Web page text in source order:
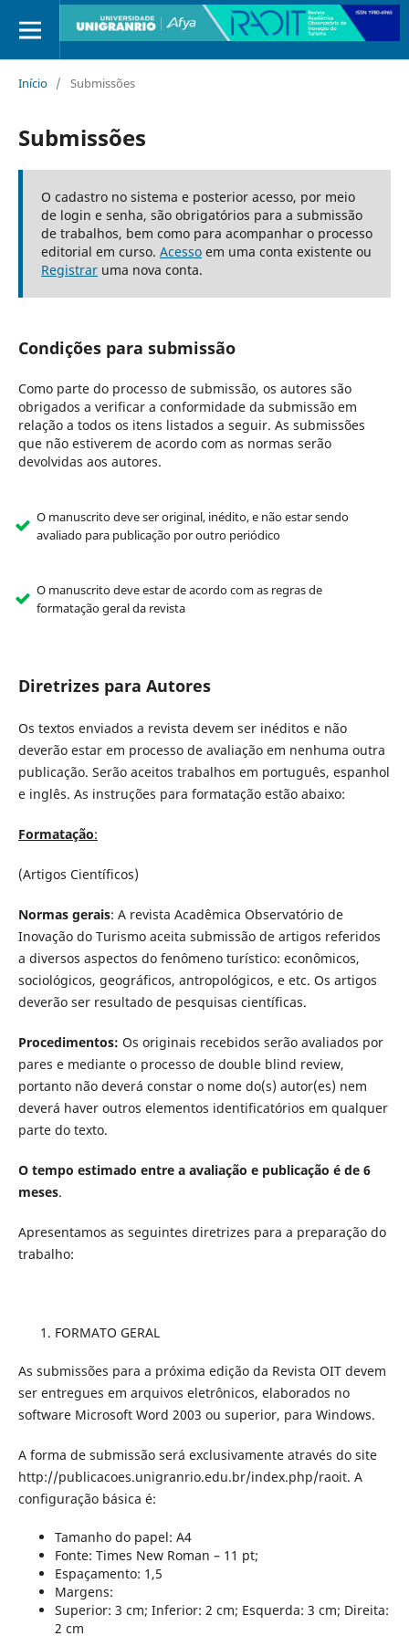
Início / Submissões
Submissões
O cadastro no sistema e posterior acesso, por meio
de login e senha, são obrigatórios para a submissão
de trabalhos, bem como para acompanhar o processo
editorial em curso. Acessoem uma conta existente ou
Registraruma nova conta.
Condições para submissão
Como parte do processo de submissão, os autores são
obrigados a verificar a conformidade da submissão em
relação a todos os itens listados a seguir. As submissões
que não estiverem de acordo com as normas serão
devolvidas aos autores.
O manuscrito deve ser original, inédito, e não estar sendo
avaliado para publicação por outro periódico
O manuscrito deve estar de acordo com as regras de
formatação geral da revista
Diretrizes para Autores
Os textos enviados a revista devem ser inéditos e não
deverão estar em processo de avaliação em nenhuma outra
publicação. Serão aceitos trabalhos em português, espanhol
e inglês. As instruções para formatação estão abaixo:
Formatação:
(Artigos Científicos)
Normas gerais: A revista Acadêmica Observatório de
Inovação do Turismo aceita submissão de artigos referidos
a diversos aspectos do fenômeno turístico: econômicos,
sociológicos, geográficos, antropológicos, e etc. Os artigos
deverão ser resultado de pesquisas científicas.
Procedimentos: Os originais recebidos serão avaliados por
pares e mediante o processo de double blind review,
portanto não deverá constar o nome do(s) autor(es) nem
deverá haver outros elementos identificatórios em qualquer
parte do texto.
O tempo estimado entre a avaliação e publicação é de 6
meses.
Apresentamos as seguintes diretrizes para a preparação do
trabalho:
FORMATO GERAL
As submissões para a próxima edição da Revista OIT devem
ser entregues em arquivos eletrônicos, elaborados no
software Microsoft Word 2003 ou superior, para Windows.
A forma de submissão será exclusivamente através do site
http://publicacoes.unigranrio.edu.br/index.php/raoit. A
configuração básica é:
Tamanho do papel: A4
Fonte: Times New Roman – 11 pt;
Espaçamento: 1,5
Margens:
Superior: 3 cm; Inferior: 2 cm; Esquerda: 3 cm; Direita:
2 cm